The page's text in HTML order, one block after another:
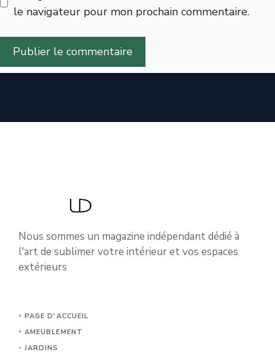
le navigateur pour mon prochain commentaire.
Nous sommes un magazine indépendant dédié à
l'art de sublimer votre intérieur et vos espaces
extérieurs
PAGE D'ACCUEIL
AMEUBLEMENT
JARDINS